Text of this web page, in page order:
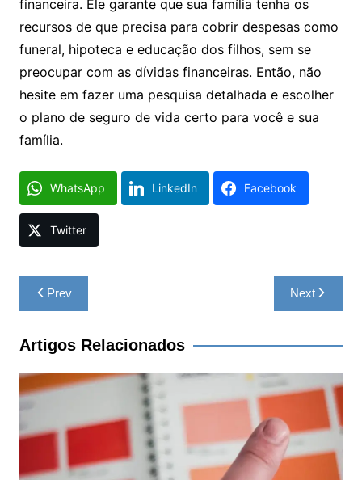
financeira. Ele garante que sua família tenha os
recursos de que precisa para cobrir despesas como
funeral, hipoteca e educação dos filhos, sem se
preocupar com as dívidas financeiras. Então, não
hesite em fazer uma pesquisa detalhada e escolher
o plano de seguro de vida certo para você e sua
família.
WhatsApp LinkedIn Facebook
Twitter
Navegação
de
Post
Prev Next
Artigos Relacionados